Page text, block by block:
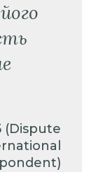
(Dispute